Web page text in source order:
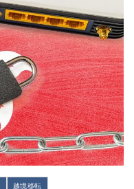
越境移転